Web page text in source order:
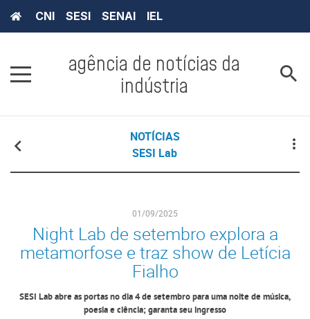
CNI SESI SENAI IEL
agência de notícias da
indústria
NOTÍCIAS
SESI Lab
01/09/2025
Night Lab de setembro explora a
metamorfose e traz show de Letícia
Fialho
SESI Lab abre as portas no dia 4 de setembro para uma noite de música,
poesia e ciência; garanta seu ingresso